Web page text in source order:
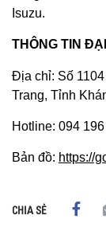
Isuzu.
THÔNG TIN
Địa chỉ: Số
Trang, Tỉnh
Hotline: 094
Bản đồ: https://
CHIA SẺ